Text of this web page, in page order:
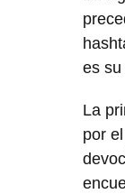
es
La
por